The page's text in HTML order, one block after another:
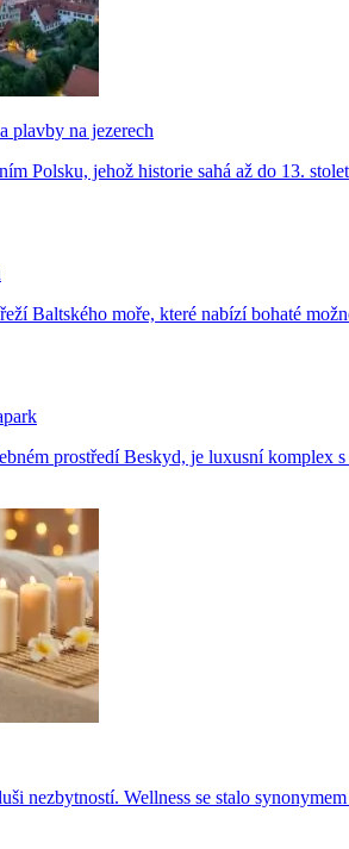
plavby na jezerech
Polsku, jehož historie sahá až do 13.
Baltského moře, které nabízí bohaté
prostředí Beskyd, je luxusní komplex
nezbytností. Wellness se stalo